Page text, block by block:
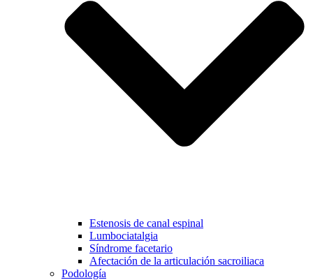
Estenosis de canal espinal
Lumbociatalgia
Síndrome facetario
Afectación de la articulación sacroiliaca
Podología